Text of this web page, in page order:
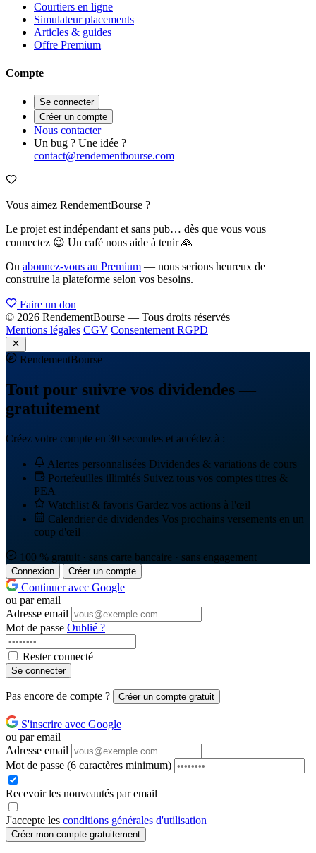
Courtiers en ligne
Simulateur placements
Articles & guides
Offre Premium
Compte
Se connecter
Créer un compte
Nous contacter
Un bug ? Une idée ?
contact@rendementbourse.com
Vous aimez RendementBourse ?
Le projet est indépendant et sans pub… dès que vous vous
connectez 😉 Un café nous aide à tenir 🙏
Ou abonnez-vous au Premium — nous serions heureux de
construire la plateforme selon vos besoins.
Faire un don
© 2026 RendementBourse — Tous droits réservés
Mentions légales CGV Consentement RGPD
RendementBourse
Tout pour suivre vos dividendes —
gratuitement
Créez votre compte en 30 secondes et accédez à :
Alertes personnalisées Dividendes & variations de cours
Portefeuilles illimités Suivez tous vos comptes titres &
PEA
Watchlist & favoris Gardez vos actions à l'œil
Calendrier de dividendes Vos prochains versements en un
coup d'œil
100 % gratuit · sans carte bancaire · sans engagement
Connexion Créer un compte
Continuer avec Google
ou par email
Adresse email
Mot de passe Oublié ?
Rester connecté
Se connecter
Pas encore de compte ? Créer un compte gratuit
S'inscrire avec Google
ou par email
Adresse email
Mot de passe (6 caractères minimum)
Recevoir les nouveautés par email
J'accepte les conditions générales d'utilisation
Créer mon compte gratuitement